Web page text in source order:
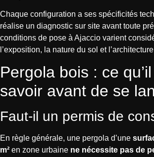
Chaque configuration a ses spécificités
réalise un diagnostic sur site avant toute
conditions de pose à Ajaccio varient
l’exposition, la nature du sol et
Pergola bois : ce
savoir avant de se
Faut-il un permis de
En règle générale, une pergola d’une
m² en zone urbaine ne nécessite pas de